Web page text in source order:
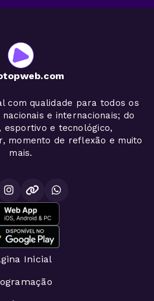
com qualidade para todos os
e internacionais; do
esportivo e tecnológico,
momento de reflexão e muito
mais.
Inicial